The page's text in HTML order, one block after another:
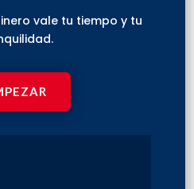
vale tu tiempo y tu